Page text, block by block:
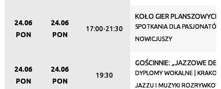
24.06
PON
24.06
PON
17:00-21:30
KOŁO GIER PLANSZOWYCH
SPOTKANIA DLA
NOWICJUSZY
24.06
PON
24.06
PON
19:30
GOŚCINNIE: „JAZZOWE
DYPLOMY WOKALNE |
JAZZU I MUZYKI